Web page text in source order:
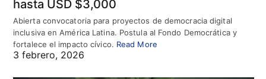
hasta USD $3,000
Abierta convocatoria para proyectos de democracia digital
inclusiva en América Latina. Postula al Fondo Democrática y
fortalece el impacto cívico. Read More
3 febrero, 2026